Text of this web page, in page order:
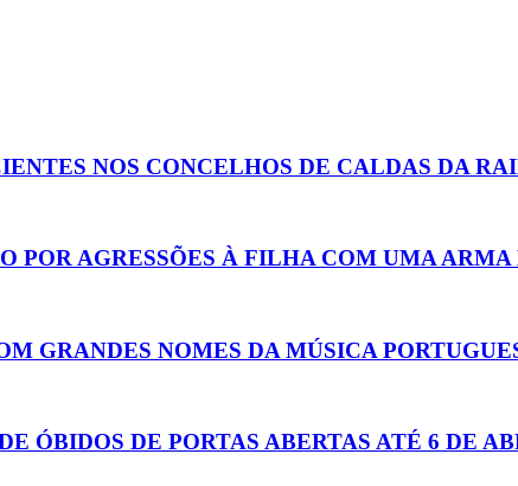
NOS CONCELHOS DE CALDAS DA
POR AGRESSÕES À FILHA COM UMA
GRANDES NOMES DA MÚSICA
ÓBIDOS DE PORTAS ABERTAS ATÉ 6 DE